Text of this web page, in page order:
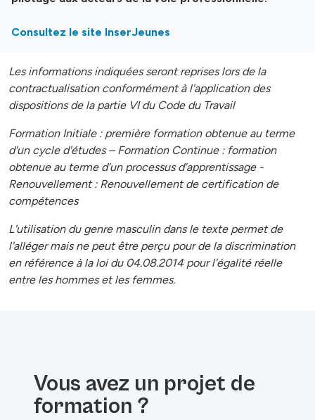
Consultez le site InserJeunes
Les informations indiquées seront reprises lors de la
contractualisation conformément à l'application des
dispositions de la partie VI du Code du Travail
Formation Initiale : première formation obtenue au terme
d'un cycle d'études – Formation Continue : formation
obtenue au terme d’un processus d’apprentissage -
Renouvellement : Renouvellement de certification de
compétences
L'utilisation du genre masculin dans le texte permet de
l'alléger mais ne peut être perçu pour de la discrimination
en référence à la loi du 04.08.2014 pour l'égalité réelle
entre les hommes et les femmes.
Vous avez un projet de
formation ?